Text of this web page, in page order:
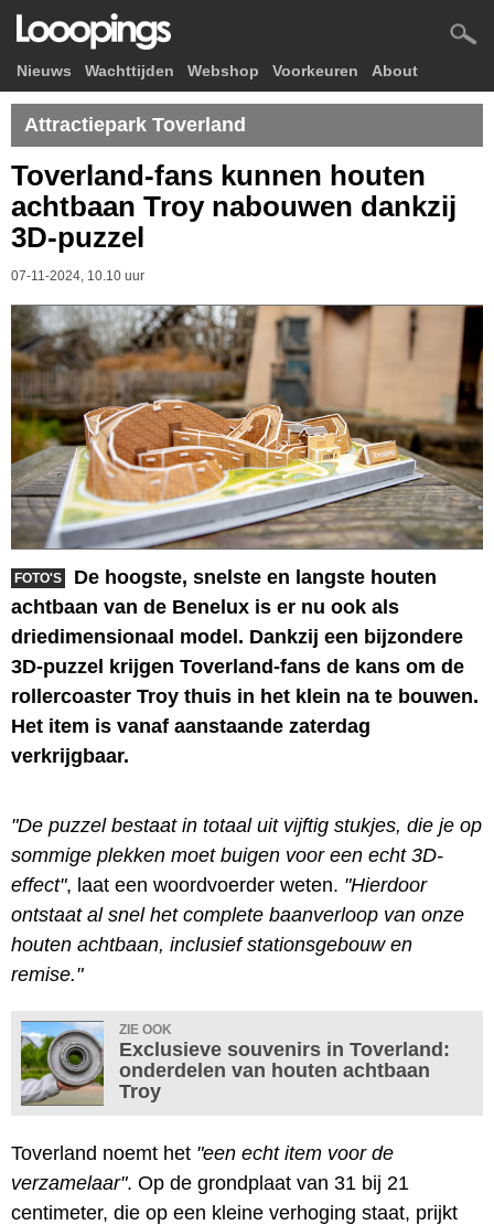
Nieuws Wachttijden Webshop Voorkeuren About
Attractiepark Toverland
Toverland-fans kunnen houten
achtbaan Troy nabouwen dankzij
3D-puzzel
07-11-2024, 10.10 uur
FOTO'S
De hoogste, snelste en langste houten
achtbaan van de Benelux is er nu ook als
driedimensionaal model. Dankzij een bijzondere
3D-puzzel krijgen Toverland-fans de kans om de
rollercoaster Troy thuis in het klein na te bouwen.
Het item is vanaf aanstaande zaterdag
verkrijgbaar.
"De puzzel bestaat in totaal uit vijftig stukjes, die je op
sommige plekken moet buigen voor een echt 3D-
effect", laat een woordvoerder weten. "Hierdoor
ontstaat al snel het complete baanverloop van onze
houten achtbaan, inclusief stationsgebouw en
remise."
ZIE OOK
Exclusieve souvenirs in Toverland:
onderdelen van houten achtbaan
Troy
Toverland noemt het "een echt item voor de
verzamelaar". Op de grondplaat van 31 bij 21
centimeter, die op een kleine verhoging staat, prijkt